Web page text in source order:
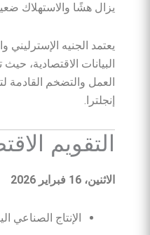
يزال هشًا والاستهلاك
يعتمد الجنيه الإسترليني
البيانات الاقتصادية،
العمل والتضخم القادمة
إنجلترا.
التقويم
الاثنين، 16 فبراير 2026
الإنتاج الصناعي